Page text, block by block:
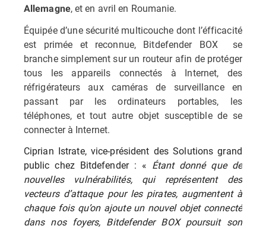
Allemagne, et en avril en Roumanie.
Équipée d’une sécurité multicouche dont l’éfficacité
est primée et reconnue, Bitdefender BOX se
branche simplement sur un routeur afin de protéger
tous les appareils connectés à Internet, des
réfrigérateurs aux caméras de surveillance en
passant par les ordinateurs portables, les
téléphones, et tout autre objet susceptible de se
connecter à Internet.
Ciprian Istrate, vice-président des Solutions grand
public chez Bitdefender : « Étant donné que de
nouvelles vulnérabilités, qui représentent des
vecteurs d’attaque pour les pirates, augmentent à
chaque fois qu’on ajoute un nouvel objet connecté
dans nos foyers, Bitdefender BOX poursuit son